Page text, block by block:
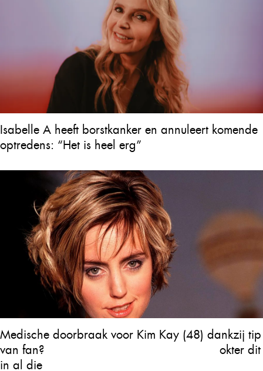
Isabelle A heeft borstkanker en annuleert komende
optredens: “Het is heel erg”
Medische doorbraak voor Kim Kay (48) dankzij tip
van fan? “Ik begrijp niet dat geen enkele dokter dit
in al die jaren heeft onderzocht”